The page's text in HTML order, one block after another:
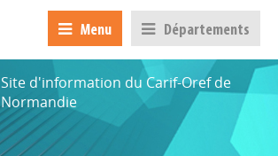
Menu Départements
Site d'information du Carif-Oref de
Normandie